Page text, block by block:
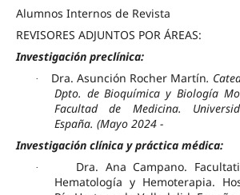
Alumnos Internos de Revista
REVISORES ADJUNTOS POR ÁREAS:
Investigación preclínica:
· Dra. Asunción Rocher Martín.
Dpto. de Bioquímica y Biología
Facultad de Medicina.
España. (Mayo 2024 -
Investigación clínica y práctica médica:
·
Dra. Ana Campano.
Hematología y Hemoterapia.